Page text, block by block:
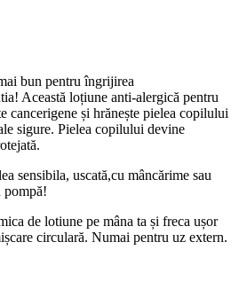
bun pentru îngrijirea
Această loțiune anti-alergică pentru
cancerigene și hrănește pielea copilului
sigure. Pielea copilului devine
sensibila, uscată,cu mâncărime sau
pompă!
de lotiune pe mâna ta și freca ușor
circulară. Numai pentru uz extern.